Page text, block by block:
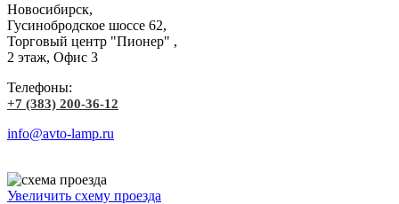
Новосибирск,
Гусинобродское шоссе 62,
Торговый центр "Пионер" ,
2 этаж, Офис 3
Телефоны:
+7 (383) 200-36-12
info@avto-lamp.ru
Увеличить схему проезда